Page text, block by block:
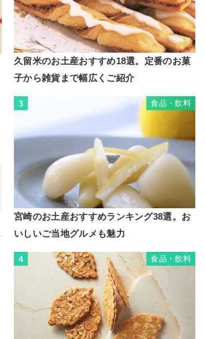
久留米のお土産おすすめ18選。定番のお菓
子から雑貨まで幅広くご紹介
3 食品・飲料
宮崎のお土産おすすめランキング38選。お
いしいご当地グルメも魅力
4 食品・飲料